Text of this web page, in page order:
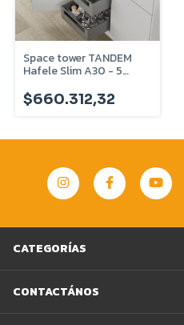
Space tower TANDEM
Hafele Slim A30 - 5
$660.312,32
CATEGORÍAS
CONTACTÁNOS